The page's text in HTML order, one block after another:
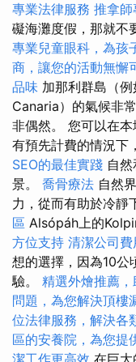
專業法律服務 推拿師
礙海灘度假，那就不
專業兒童眼科，為孩
商，讓您的活動無懈
品味 加那利群島（
Canaria）的氣候非
非偶然。 您可以在
有預先計費的情況下
SEO的最佳實踐 自
景。 喬骨療法 自然
力，從而有助於冷靜
區 Alsópáh上的
方位支持 清潔公司
想的選擇，因為10公
驗。 精選外燴推薦
問題，為您解決頂樓
位法律服務，解決各
區的安養院，為您提
潔工作更高效 在巨